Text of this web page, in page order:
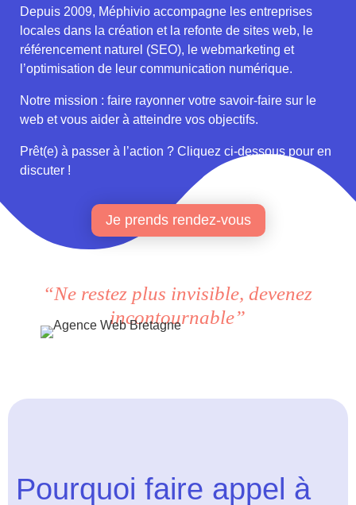
Depuis 2009, Méphivio accompagne les entreprises
locales dans la création et la refonte de sites web, le
référencement naturel (SEO), le webmarketing et
l’optimisation de leur communication numérique.
Notre mission : faire rayonner votre savoir-faire sur le
web et vous aider à atteindre vos objectifs.
Prêt(e) à passer à l’action ? Cliquez ci-dessous pour en
discuter !
Je prends rendez-vous
“Ne restez plus invisible, devenez
incontournable”
Pourquoi faire appel à